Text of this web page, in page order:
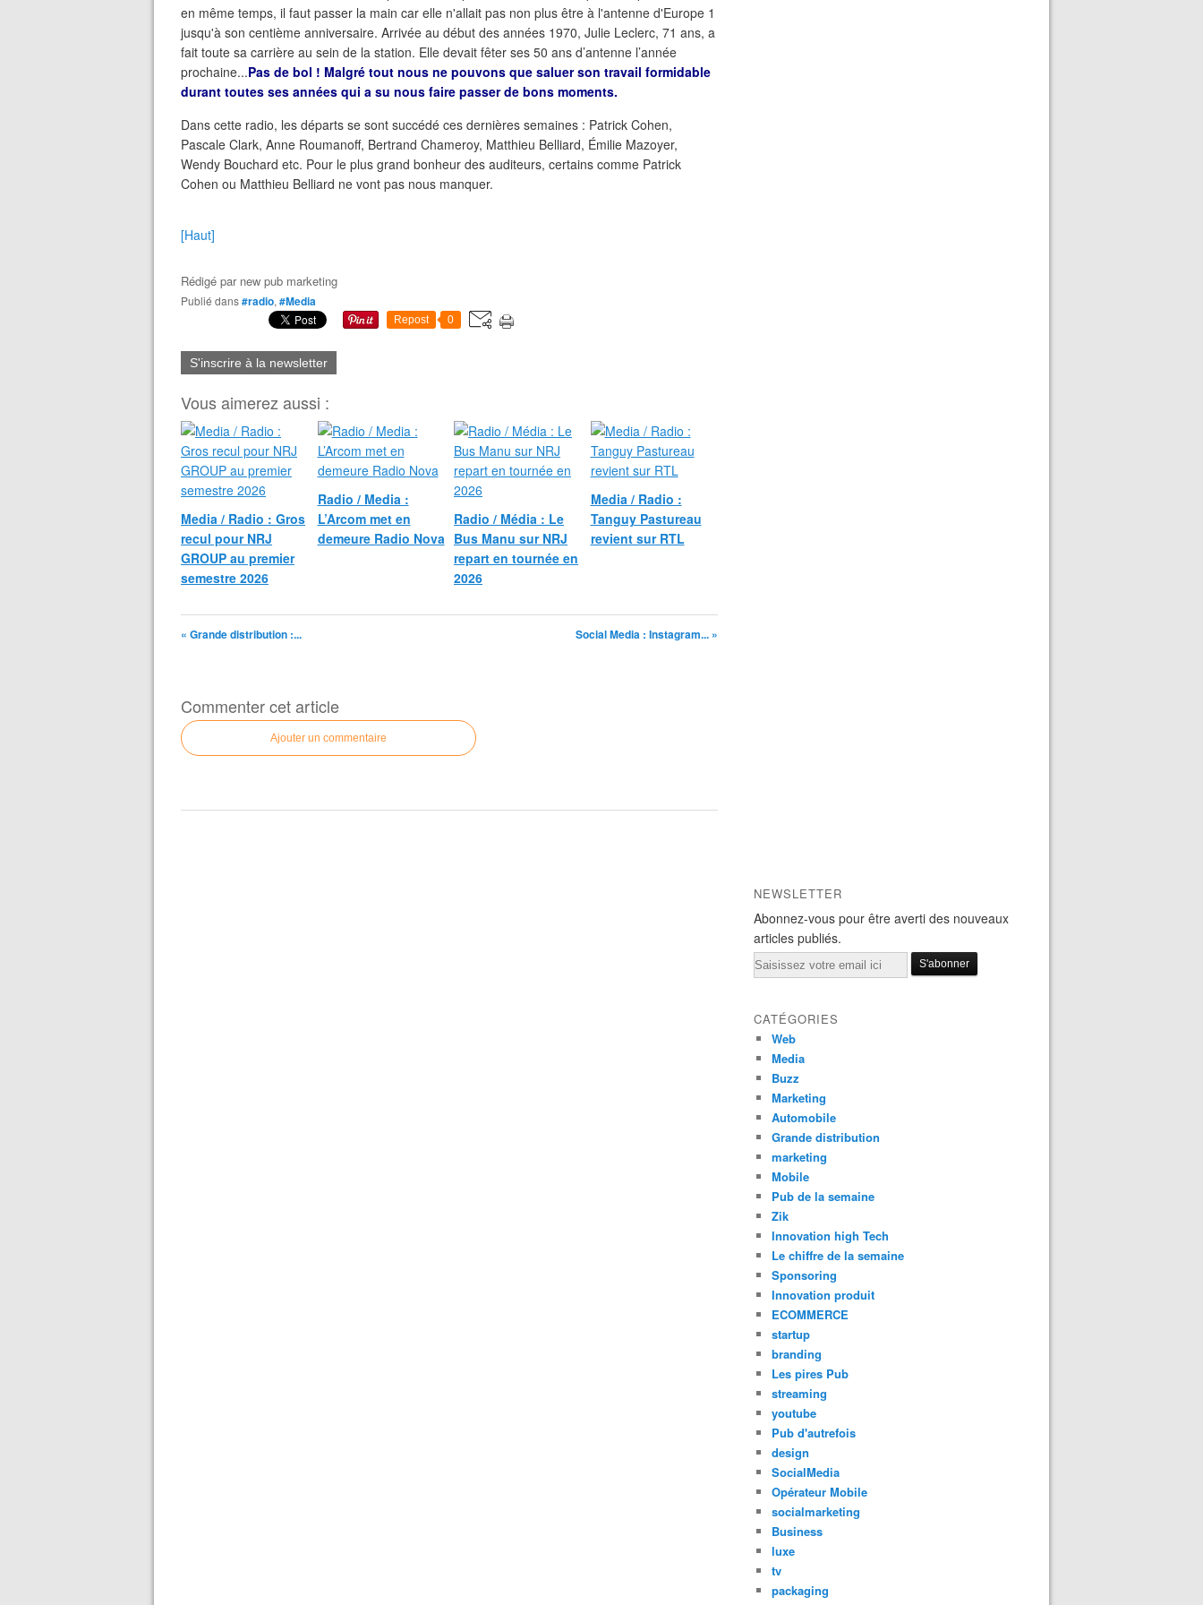
en même temps, il faut passer la main car elle n'allait pas non plus être à l'antenne d'Europe 1
jusqu'à son centième anniversaire. Arrivée au début des années 1970, Julie Leclerc, 71 ans, a
fait toute sa carrière au sein de la station. Elle devait fêter ses 50 ans d’antenne l’année
prochaine...Pas de bol ! Malgré tout nous ne pouvons que saluer son travail formidable
durant toutes ses années qui a su nous faire passer de bons moments.
Dans cette radio, les départs se sont succédé ces dernières semaines : Patrick Cohen,
Pascale Clark, Anne Roumanoff, Bertrand Chameroy, Matthieu Belliard, Émilie Mazoyer,
Wendy Bouchard etc. Pour le plus grand bonheur des auditeurs, certains comme Patrick
Cohen ou Matthieu Belliard ne vont pas nous manquer.
[Haut]
Rédigé par new pub marketing
Publié dans#radio, #Media
Repost 0
S'inscrire à la newsletter
Vous aimerez aussi :
Media / Radio : Gros
recul pour NRJ
GROUP au premier
semestre 2026
Radio / Media :
L’Arcom met en
demeure Radio Nova
Radio / Média : Le
Bus Manu sur NRJ
repart en tournée en
2026
Media / Radio :
Tanguy Pastureau
revient sur RTL
« Grande distribution :... Social Media : Instagram... »
Commenter cet article
Ajouter un commentaire
NEWSLETTER
Abonnez-vous pour être averti des nouveaux
articles publiés.
Email
CATÉGORIES
Web
Media
Buzz
Marketing
Automobile
Grande distribution
marketing
Mobile
Pub de la semaine
Zik
Innovation high Tech
Le chiffre de la semaine
Sponsoring
Innovation produit
ECOMMERCE
startup
branding
Les pires Pub
streaming
youtube
Pub d'autrefois
design
SocialMedia
Opérateur Mobile
socialmarketing
Business
luxe
tv
packaging